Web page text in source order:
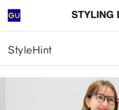
StyleHint